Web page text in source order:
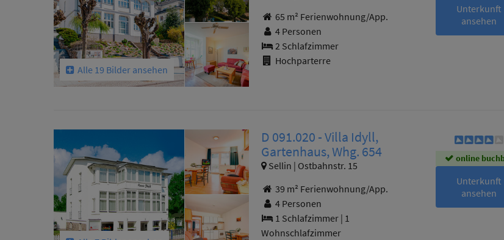
Alle 19 Bilder ansehen
65 m² Ferienwohnung/App.
4 Personen
2 Schlafzimmer
Hochparterre
Unterkunft
ansehen
D 091.020 - Villa Idyll,
Gartenhaus, Whg. 654
Sellin | Ostbahnstr. 15
39 m² Ferienwohnung/App.
4 Personen
1 Schlafzimmer | 1
Wohnschlafzimmer
online
Unterkunft
ansehen